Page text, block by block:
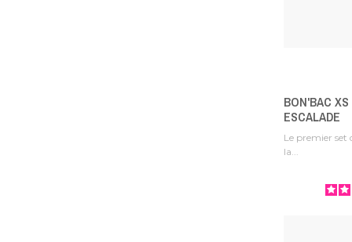
BON'BAC
ESCALADE
Le premier set
la...